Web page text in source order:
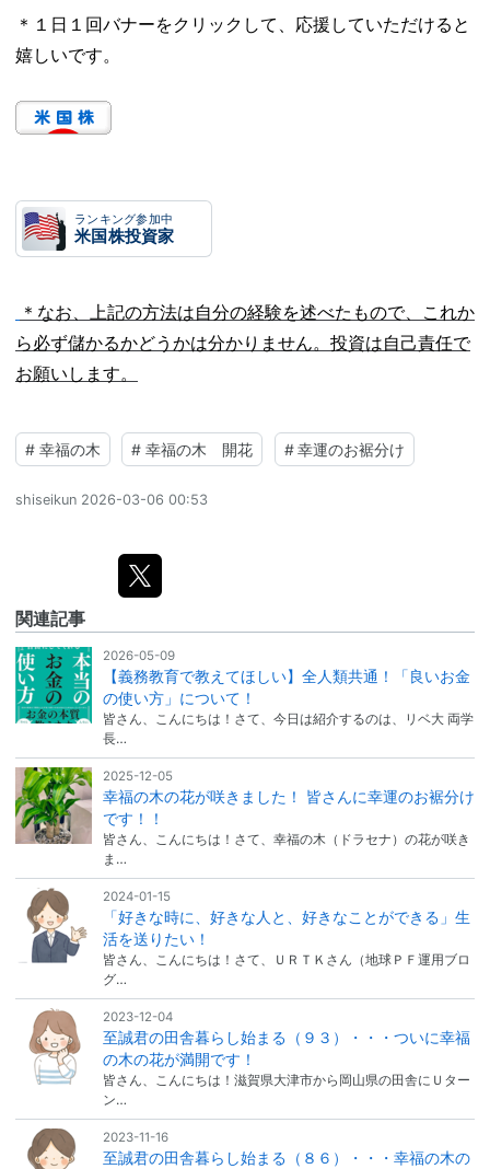
＊１日１回バナーをクリックして、応援していただけると
嬉しいです。
ランキング参加中
米国株投資家
＊なお、上記の方法は自分の経験を述べたもので、これか
ら必ず儲かるかどうかは分かりません。投資は自己責任で
お願いします。
# 幸福の木 # 幸福の木 開花 # 幸運のお裾分け
shiseikun 2026-03-06 00:53
関連記事
2026-05-09
【義務教育で教えてほしい】全人類共通！「良いお金
の使い方」について！
皆さん、こんにちは！さて、今日は紹介するのは、リベ大 両学
長…
2025-12-05
幸福の木の花が咲きました！ 皆さんに幸運のお裾分け
です！！
皆さん、こんにちは！さて、幸福の木（ドラセナ）の花が咲き
ま…
2024-01-15
「好きな時に、好きな人と、好きなことができる」生
活を送りたい！
皆さん、こんにちは！さて、ＵＲＴＫさん（地球ＰＦ運用ブロ
グ…
2023-12-04
至誠君の田舎暮らし始まる（９３）・・・ついに幸福
の木の花が満開です！
皆さん、こんにちは！滋賀県大津市から岡山県の田舎にＵター
ン…
2023-11-16
至誠君の田舎暮らし始まる（８６）・・・幸福の木の